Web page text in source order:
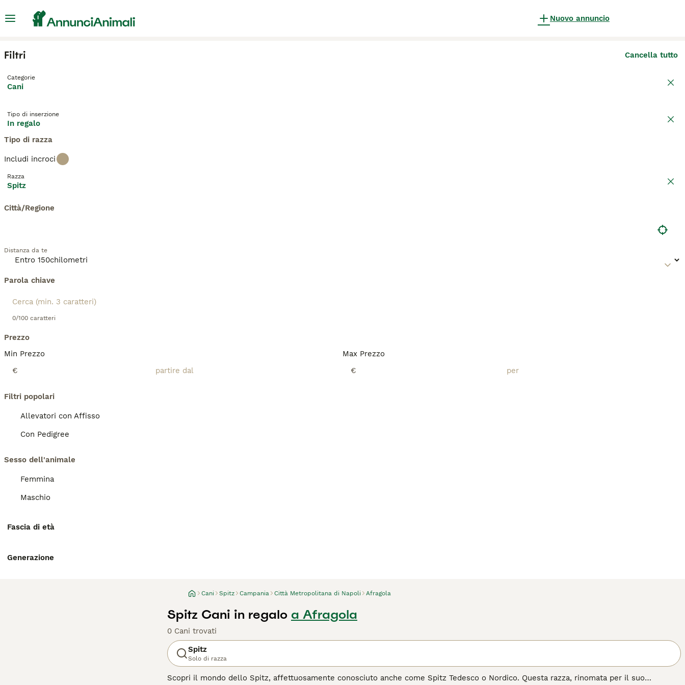
Nuovo annuncio
Filtri Cancella tutto
Categorie
Cani
Tipo di inserzione
In regalo
Tipo di razza
Includi incroci
Razza
Spitz
Città/Regione
Distanza da te
Parola chiave
0/100 caratteri
Prezzo
Min Prezzo
€
Max Prezzo
€
Filtri popolari
Allevatori con Affisso
Con Pedigree
Sesso dell'animale
Femmina
Maschio
Fascia di età
Generazione
Cani Spitz Campania Città Metropolitana di Napoli Afragola
Spitz Cani in regalo a Afragola
0 Cani trovati
Spitz
Solo di razza
Scopri il mondo dello Spitz, affettuosamente conosciuto anche come Spitz Tedesco o Nordico. Questa razza, rinomata per il suo